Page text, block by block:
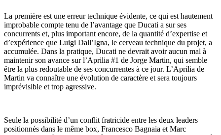
La première est une erreur technique évidente, ce qui est hautement
improbable compte tenu de l’avantage que Ducati a sur ses
concurrents et, plus important encore, de la quantité d’expertise et
d’expérience que Luigi Dall’Igna, le cerveau technique du projet, a
accumulée. Dans la pratique, Ducati ne devrait avoir aucun mal à
maintenir son avance sur l’Aprilia #1 de Jorge Martin, qui semble
être la plus redoutable de ses concurrentes à ce jour. L’Aprilia de
Martin va connaître une évolution de caractère et sera toujours
imprévisible et trop agressive.
Seule la possibilité d’un conflit fratricide entre les deux leaders
positionnés dans le même box, Francesco Bagnaia et Marc